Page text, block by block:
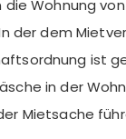
die Wohnung
der dem
ist
in der
Mietsache